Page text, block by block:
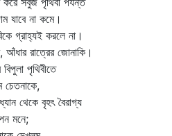
না কমে।
করলে না।
জোনাকি।
পৃথিবীতে
বৃহৎ বৈরাগ্য